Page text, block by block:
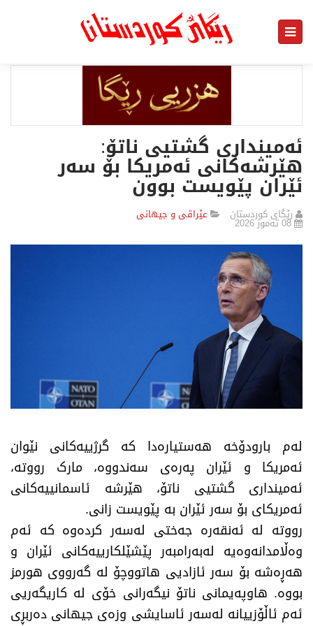
ئەمینداری گشتیی ناتۆ:
هێرشەکانی ئەمریکا بۆ سەر
ئێران پێویست بوون
رێگای كوردستان عێراقی و جیهانی
08 تەموز 2026
لەم بارودۆخە هەستیارەدا کە گرژییەکانی نێوان
ئەمریکا و ئێران پەرەی سەندووە، مارک رووتە،
ئەمینداری گشتیی ناتۆ، هێرشە ئاسمانییەکانی
ئەمریکای بۆ سەر ئێران بە پێویست زانی.
رووتە لە ئەنقەرە جەختی لەسەر کردەوە کە ئەم
وەڵامدانەوەیە لەبەرامبەر پێشێلکارییەکانی ئێران و
هەڕەشە بۆ سەر ئازادیی هاتووچۆ لە گەرووی هورمز
بووە. هاوپەیمانی ناتۆ نیگەرانی خۆی لە کاریگەریی
ئەم ئاڵۆزییانە لەسەر ئاسایشی وزەی جیهانی دەربڕی